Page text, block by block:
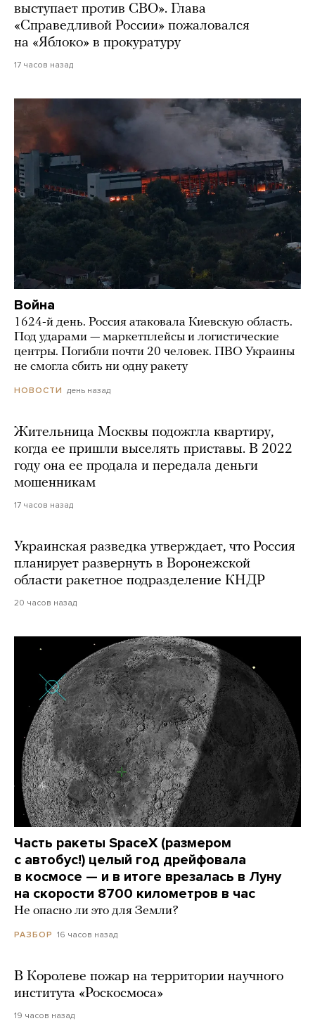
выступает против СВО». Глава
«Справедливой России» пожаловался
на «Яблоко» в прокуратуру
17 часов назад
Война
1624-й день. Россия атаковала Киевскую область.
Под ударами — маркетплейсы и логистические
центры. Погибли почти 20 человек. ПВО Украины
не смогла сбить ни одну ракету
НОВОСТИ день назад
Жительница Москвы подожгла квартиру,
когда ее пришли выселять приставы. В 2022
году она ее продала и передала деньги
мошенникам
17 часов назад
Украинская разведка утверждает, что Россия
планирует развернуть в Воронежской
области ракетное подразделение КНДР
20 часов назад
Часть ракеты SpaceX (размером
с автобус!) целый год дрейфовала
в космосе — и в итоге врезалась в Луну
на скорости 8700 километров в час
Не опасно ли это для Земли?
РАЗБОР 16 часов назад
В Королеве пожар на территории научного
института «Роскосмоса»
19 часов назад